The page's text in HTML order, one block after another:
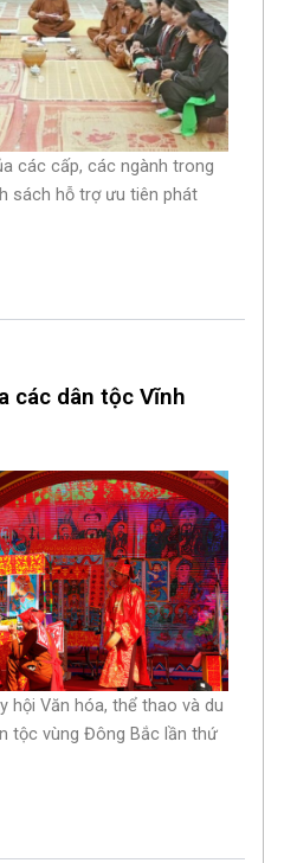
các cấp, các ngành trong
sách hỗ trợ ưu tiên phát
các dân tộc Vĩnh
hội Văn hóa, thể thao và du
tộc vùng Đông Bắc lần thứ